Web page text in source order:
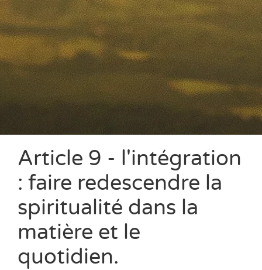
Article 9 - l'intégration
: faire redescendre la
spiritualité dans la
matière et le
quotidien.